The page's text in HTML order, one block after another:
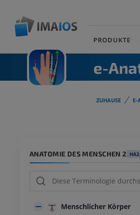
PRODUKTE
e-
ZUHAUSE E-
ANATOMIE DES MENSCHEN 2 HA2
Menschlicher Körper